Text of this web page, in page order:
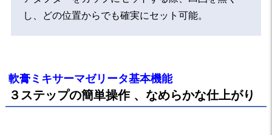
し、どの位置からでも確実にセット可能。
軟膏ミキサーマゼリータ基本機能
３ステップの簡単操作 、なめらかな仕上がり